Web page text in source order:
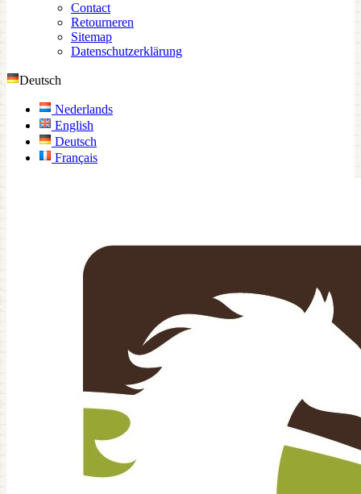
Contact
Retourneren
Sitemap
Datenschutzerklärung
Deutsch
Nederlands
English
Deutsch
Français